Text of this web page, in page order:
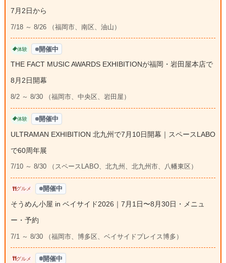
7月2日から
7/18 ～ 8/26 （福岡市、南区、油山）
体験 開催中
THE FACT MUSIC AWARDS EXHIBITIONが福岡・岩田屋本店で
8月2日開幕
8/2 ～ 8/30 （福岡市、中央区、岩田屋）
体験 開催中
ULTRAMAN EXHIBITION 北九州で7月10日開幕｜スペースLABO
で60周年展
7/10 ～ 8/30 （スペースLABO、北九州、北九州市、八幡東区）
グルメ 開催中
そうめん小屋 in ベイサイド2026｜7月1日〜8月30日・メニュ
ー・予約
7/1 ～ 8/30 （福岡市、博多区、ベイサイドプレイス博多）
グルメ 開催中